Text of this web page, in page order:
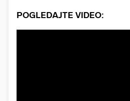
POGLEDAJTE VIDEO: